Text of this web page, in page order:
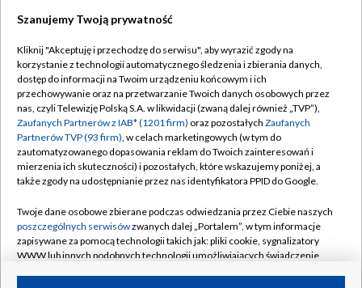
TVP
Abonament TVP
Emisja w TVP
Centrum informacji TVP
Naziemna Telewizja Cyfrowa
Rada Programowa
System NOS
Informacje o nadawcy
Regulamin TVP
Polityka prywatności
Moje zgody
Pomoc
Kontakt
Kanały
Szanujemy Twoją prywatność
Kliknij "Akceptuję i przechodzę do serwisu", aby wyrazić zgody na
korzystanie z technologii automatycznego śledzenia i zbierania danych,
dostęp do informacji na Twoim urządzeniu końcowym i ich
przechowywanie oraz na przetwarzanie Twoich danych osobowych przez
nas, czyli Telewizję Polską S.A. w likwidacji (zwaną dalej również „TVP”),
Zaufanych Partnerów z IAB* (1201 firm) oraz pozostałych Zaufanych
Partnerów TVP (93 firm), w celach marketingowych (w tym do
zautomatyzowanego dopasowania reklam do Twoich zainteresowań i
mierzenia ich skuteczności) i pozostałych, które wskazujemy poniżej, a
także zgody na udostępnianie przez nas identyfikatora PPID do Google.
Twoje dane osobowe zbierane podczas odwiedzania przez Ciebie naszych
poszczególnych serwisówzwanych dalej „Portalem”, w tym informacje
zapisywane za pomocą technologii takich jak: pliki cookie, sygnalizatory
WWW lub innych podobnych technologii umożliwiających świadczenie